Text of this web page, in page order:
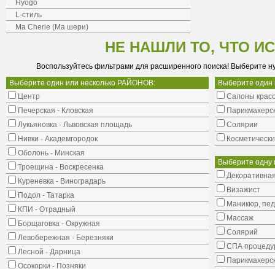
Hyogo
L-стиль
Ma Cherie (Ма шери)
НЕ НАШЛИ ТО, ЧТО
Воспользуйтесь фильтрами для расширенного поиска! Выберите
Выберите один или несколько РАЙОНОВ:
Центр
Печерская - Кловская
Лукьяновка - Львовская площадь
Нивки - Академгородок
Оболонь - Минская
Троещина - Воскресенка
Куреневка - Виноградарь
Подол - Татарка
КПИ - Отрадный
Борщаговка - Окружная
Левобережная - Березняки
Лесной - Дарница
Осокорки - Позняки
Выберите
Салоны
Солярии
Выберите одну
Визажист
Маникюр,
Массаж
Солярий
СПА